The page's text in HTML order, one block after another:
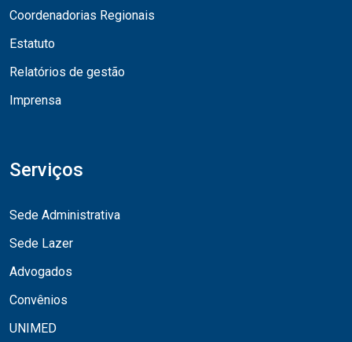
Coordenadorias Regionais
Estatuto
Relatórios de gestão
Imprensa
Serviços
Sede Administrativa
Sede Lazer
Advogados
Convênios
UNIMED